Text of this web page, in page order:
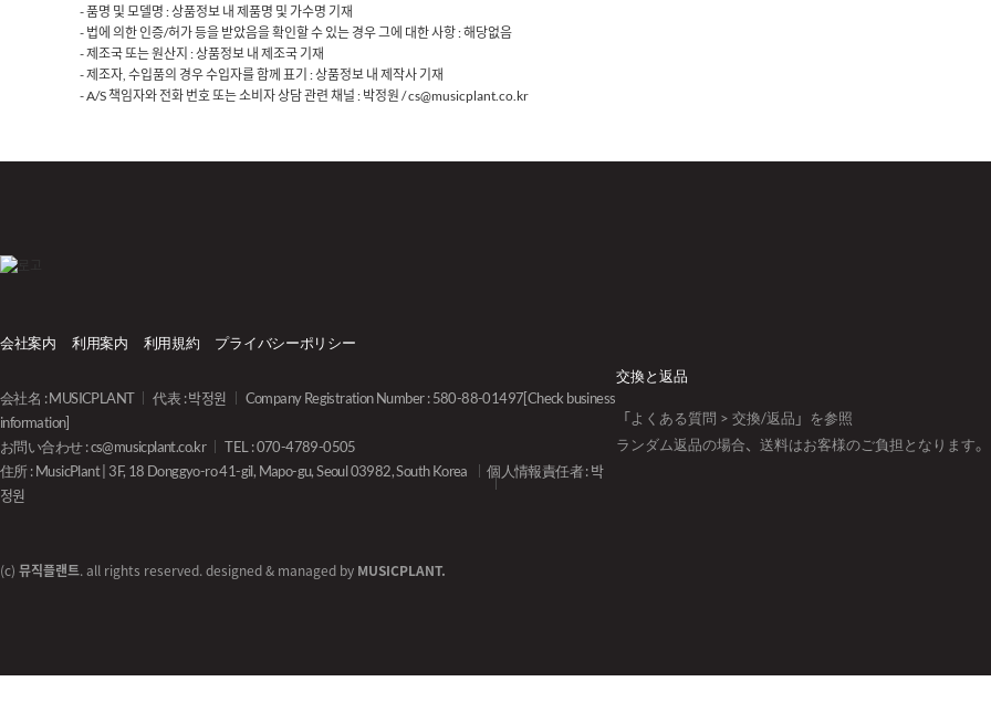
- 품명 및 모델명 : 상품정보 내 제품명 및 가수명 기재
- 법에 의한 인증/허가 등을 받았음을 확인할 수 있는 경우 그에 대한 사항 : 해당없음
- 제조국 또는 원산지 : 상품정보 내 제조국 기재
- 제조자, 수입품의 경우 수입자를 함께 표기 : 상품정보 내 제작사 기재
- A/S 책임자와 전화 번호 또는 소비자 상담 관련 채널 : 박정원 / cs@musicplant.co.kr
会社案内 利用案内 利用規約 プライバシーポリシー
会社名 : MUSICPLANT 代表 : 박정원 Company Registration Number : 580-88-01497[Check business
information]
お問い合わせ :cs@musicplant.co.kr
TEL : 070-4789-0505
住所 : MusicPlant | 3F, 18 Donggyo-ro 41-gil, Mapo-gu, Seoul 03982, South Korea
個人情報責任者 : 박
정원
(c) 뮤직플랜트. all rights reserved. designed & managed by MUSICPLANT.
交換と返品
「よくある質問 > 交換/返品」を参照
ランダム返品の場合、送料はお客様のご負担となります。